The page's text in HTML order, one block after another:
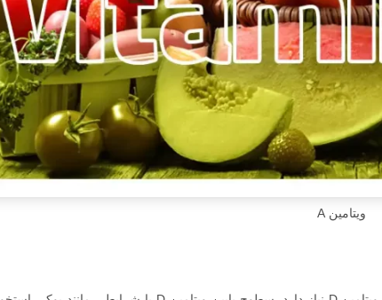
ویتامین A